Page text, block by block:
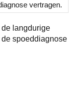
vertragen.
langdurige
spoeddiagnose